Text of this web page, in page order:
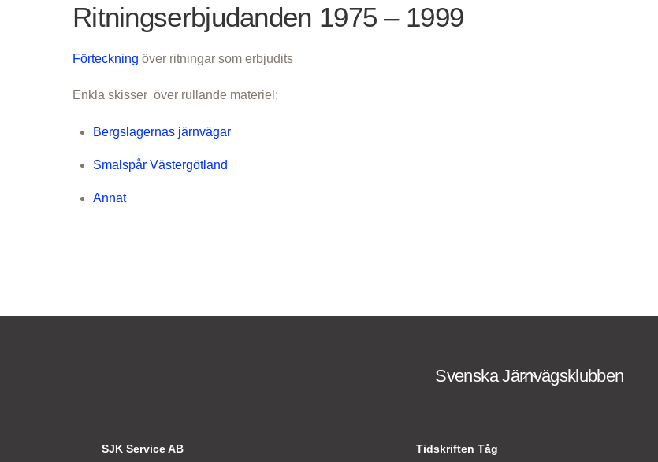
Ritningserbjudanden 1975 – 1999
Förteckning över ritningar som erbjudits
Enkla skisser över rullande materiel:
Bergslagernas järnvägar
Smalspår Västergötland
Annat
Back
Svenska Järnvägsklubben
SJK Service AB Tidskriften Tåg